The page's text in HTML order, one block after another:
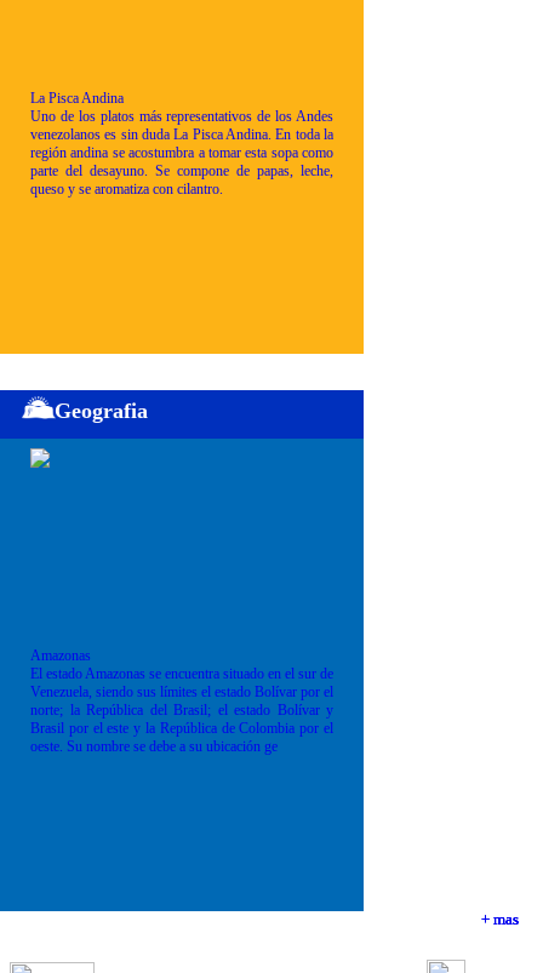
+ mas
+ mas
La Pisca Andina
Uno de los platos más representativos de los Andes
venezolanos es sin duda La Pisca Andina. En toda la
región andina se acostumbra a tomar esta sopa como
parte del desayuno. Se compone de papas, leche,
queso y se aromatiza con cilantro.
+ mas
Geografia
Amazonas
El estado Amazonas se encuentra situado en el sur de
Venezuela, siendo sus límites el estado Bolívar por el
norte; la República del Brasil; el estado Bolívar y
Brasil por el este y la República de Colombia por el
oeste. Su nombre se debe a su ubicación ge
+ mas